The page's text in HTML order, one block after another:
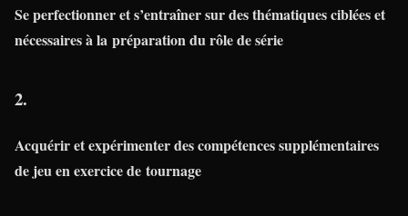
Se perfectionner et s’entraîner sur des thématiques ciblées et
nécessaires à la préparation du rôle de série
2.
Acquérir et expérimenter des compétences supplémentaires
de jeu en exercice de tournage